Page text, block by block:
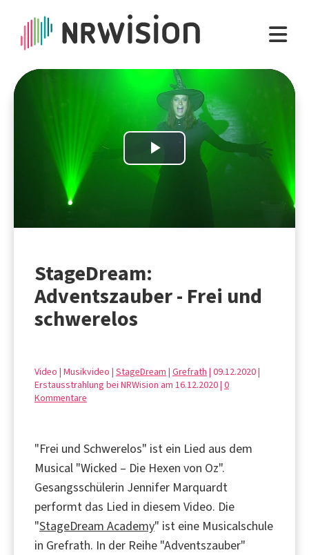
Play
Video
StageDream:
Adventszauber - Frei und
schwerelos
Video | Musikvideo | StageDream | Grefrath | 09.12.2020 |
Erstausstrahlung bei NRWision am 16.12.2020 | 0
Kommentare
"Frei und Schwerelos" ist ein Lied aus dem
Musical "Wicked – Die Hexen von Oz".
Gesangsschülerin Jennifer Marquardt
performt das Lied in diesem Video. Die
"StageDream Academy" ist eine Musicalschule
in Grefrath. In der Reihe "Adventszauber"